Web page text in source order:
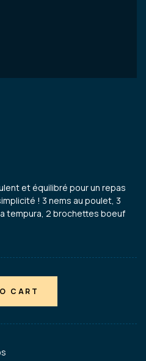
et équilibré pour un repas
! 3 nems au poulet, 3
tempura, 2 brochettes boeuf
CART